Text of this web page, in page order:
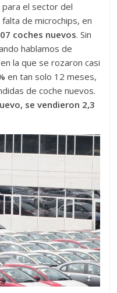
para el sector del
de microchips, en
coches nuevos. Sin
hablamos de
la que se rozaron casi
en tan solo 12 meses,
de coche nuevos.
se vendieron 2,3